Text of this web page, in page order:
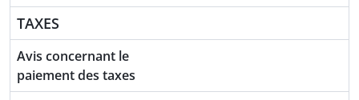
TAXES
Avis concernant le
paiement des taxes